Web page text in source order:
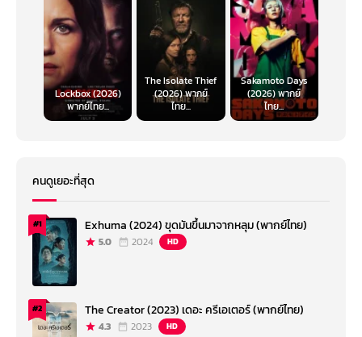
Lockbox (2026)
พากย์ไทย...
The Isolate Thief
(2026) พากย์
ไทย...
Sakamoto Days
(2026) พากย์
ไทย...
คนดูเยอะที่สุด
#1 Exhuma (2024) ขุดมันขึ้นมาจากหลุม (พากย์ไทย)
5.0 2024 HD
#2 The Creator (2023) เดอะ ครีเอเตอร์ (พากย์ไทย)
4.3 2023 HD